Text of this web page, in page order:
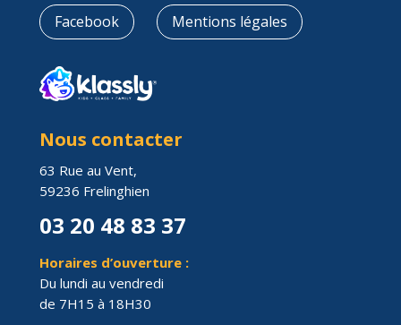
Facebook Mentions légales
Nous contacter
63 Rue au Vent,
59236 Frelinghien
03 20 48 83 37
Horaires d’ouverture :
Du lundi au vendredi
de 7H15 à 18H30